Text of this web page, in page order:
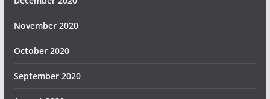
November 2020
October 2020
September 2020